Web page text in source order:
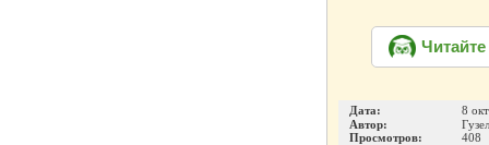
Дата:
8
Автор:
Просмотров:
408